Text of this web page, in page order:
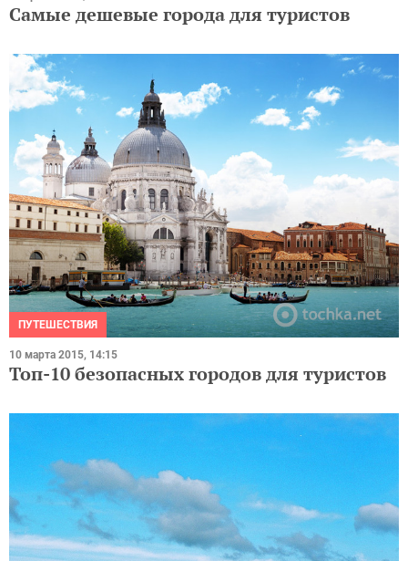
Самые дешевые города для туристов
ПУТЕШЕСТВИЯ
10 марта 2015, 14:15
Топ-10 безопасных городов для туристов